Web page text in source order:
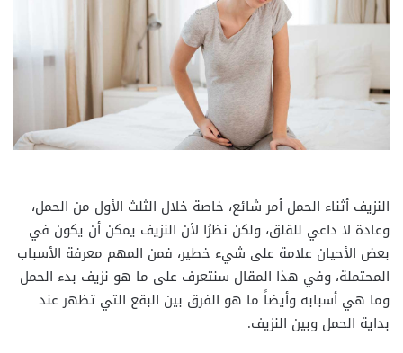
النزيف أثناء الحمل أمر شائع، خاصة خلال الثلث الأول من الحمل،
وعادة لا داعي للقلق، ولكن نظرًا لأن النزيف يمكن أن يكون في
بعض الأحيان علامة على شيء خطير، فمن المهم معرفة الأسباب
المحتملة، وفي هذا المقال سنتعرف على ما هو نزيف بدء الحمل
وما هي أسبابه وأيضاً ما هو الفرق بين البقع التي تظهر عند
بداية الحمل وبين النزيف.